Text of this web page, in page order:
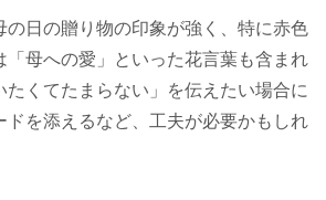
の日の贈り物の印象が強く、特に赤色
「母への愛」といった花言葉も含まれ
たくてたまらない」を伝えたい場合に
ドを添えるなど、工夫が必要かもしれ